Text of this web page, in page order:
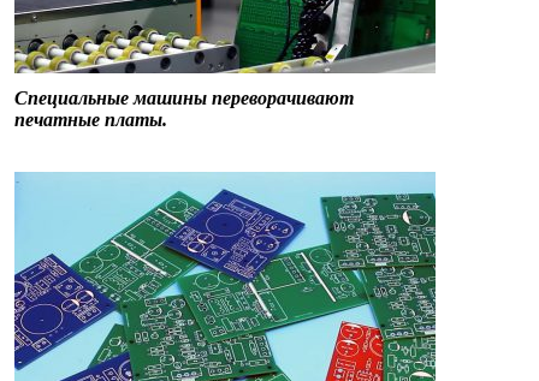
Специальные машины переворачивают
печатные платы.